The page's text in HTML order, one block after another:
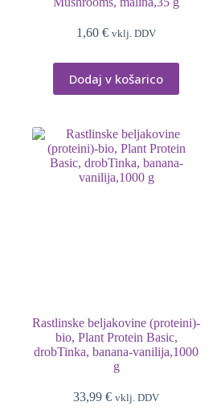
1,60€ vklj. DDV
Dodaj v košarico
Rastlinske beljakovine (proteini)-
bio, Plant Protein Basic,
drobTinka, banana-vanilija,1000
g
33,99€ vklj. DDV